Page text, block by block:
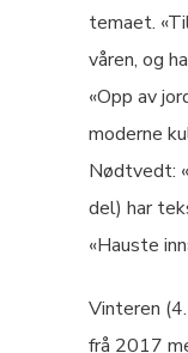
temaet.
våren, og
«Opp av
moderne
Nødtvedt:
del) har
«Hauste
Vinteren
frå 2017